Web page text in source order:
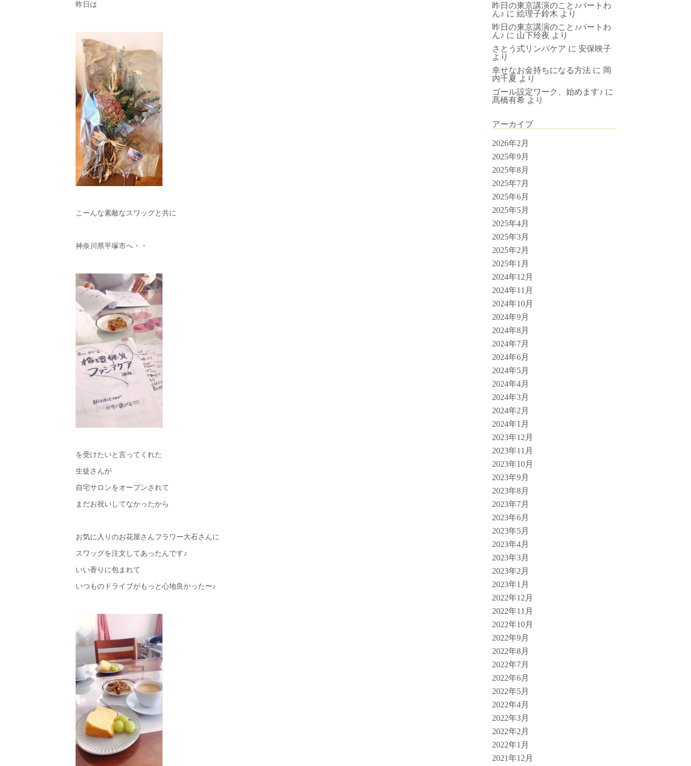
昨日は
こーんな素敵なスワッグと共に
神奈川県平塚市へ・・
を受けたいと言ってくれた
生徒さんが
自宅サロンをオープンされて
まだお祝いしてなかったから
お気に入りのお花屋さんフラワー大石さんに
スワッグを注文してあったんです♪
いい香りに包まれて
いつものドライブがもっと心地良かった〜♪
昨日の東京講演のこと♪パートわ
ん♪ に 絵理子鈴木 より
昨日の東京講演のこと♪パートわ
ん♪ に 山下玲夜 より
さとう式リンパケア に 安保映子
より
幸せなお金持ちになる方法 に 岡
内千夏 より
ゴール設定ワーク、始めます♪ に
髙橋有希 より
アーカイブ
2026年2月
2025年9月
2025年8月
2025年7月
2025年6月
2025年5月
2025年4月
2025年3月
2025年2月
2025年1月
2024年12月
2024年11月
2024年10月
2024年9月
2024年8月
2024年7月
2024年6月
2024年5月
2024年4月
2024年3月
2024年2月
2024年1月
2023年12月
2023年11月
2023年10月
2023年9月
2023年8月
2023年7月
2023年6月
2023年5月
2023年4月
2023年3月
2023年2月
2023年1月
2022年12月
2022年11月
2022年10月
2022年9月
2022年8月
2022年7月
2022年6月
2022年5月
2022年4月
2022年3月
2022年2月
2022年1月
2021年12月